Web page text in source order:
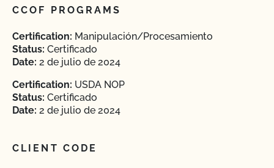
CCOF PROGRAMS
Certification: Manipulación/Procesamiento
Status: Certificado
Date: 2 de julio de 2024
Certification: USDA NOP
Status: Certificado
Date: 2 de julio de 2024
CLIENT CODE